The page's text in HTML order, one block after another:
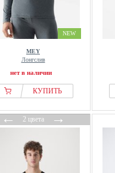
NEW
MEY
Лонгслив
нет в наличии
КУПИТЬ
←2 цвета→